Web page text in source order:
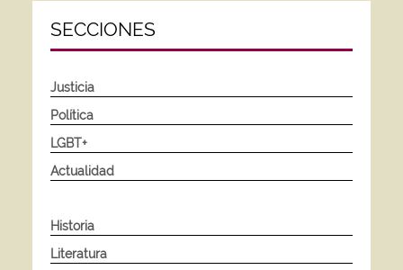
SECCIONES
Justicia
Política
LGBT+
Actualidad
Historia
Literatura